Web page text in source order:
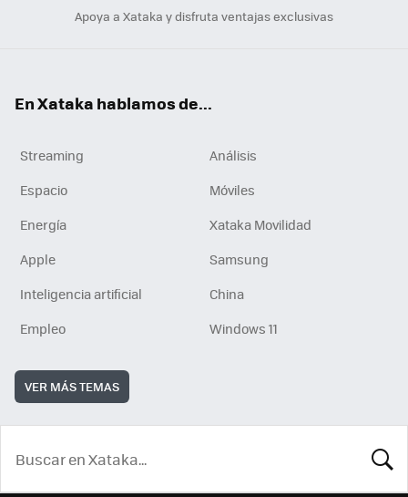
Apoya a Xataka y disfruta ventajas exclusivas
En Xataka hablamos de...
Streaming
Análisis
Espacio
Móviles
Energía
Xataka Movilidad
Apple
Samsung
Inteligencia artificial
China
Empleo
Windows 11
VER MÁS TEMAS